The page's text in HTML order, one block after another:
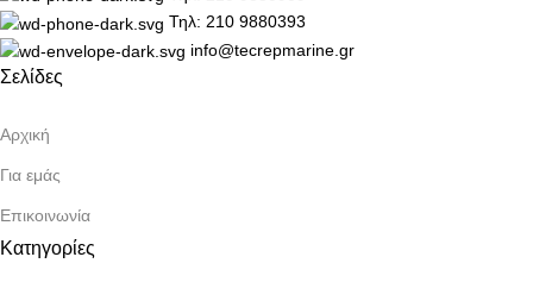
Τηλ: 210 9880393
info@tecrepmarine.gr
Σελίδες
Αρχική
Για εμάς
Επικοινωνία
Κατηγορίες